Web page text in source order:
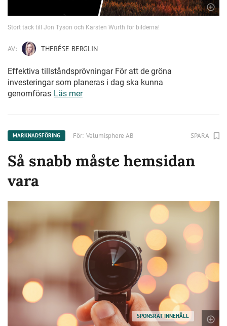
Stort tack till Jon Tyson och Karsten Wurth för bilderna!
AV: THERÉSE BERGLIN
Effektiva tillståndsprövningar För att de gröna
investeringar som planeras i dag ska kunna
genomföras Läs mer
MARKNADSFÖRING För: Velumisphere AB SPARA
Så snabb måste hemsidan
vara
SPONSRAT INNEHÅLL